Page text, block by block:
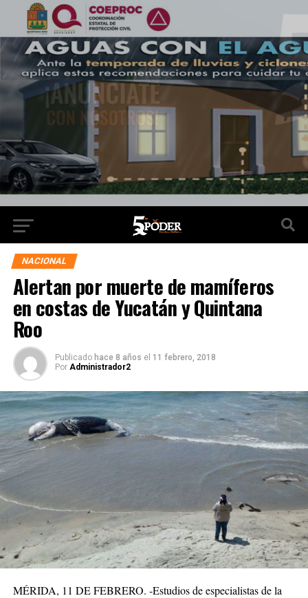
NACIONAL
Alertan por muerte de mamíferos
en costas de Yucatán y Quintana
Roo
Publicado hace 8 años el 11 febrero, 2018
Por Administrador2
MÉRIDA, 11 DE FEBRERO. -Estudios de especialistas de la